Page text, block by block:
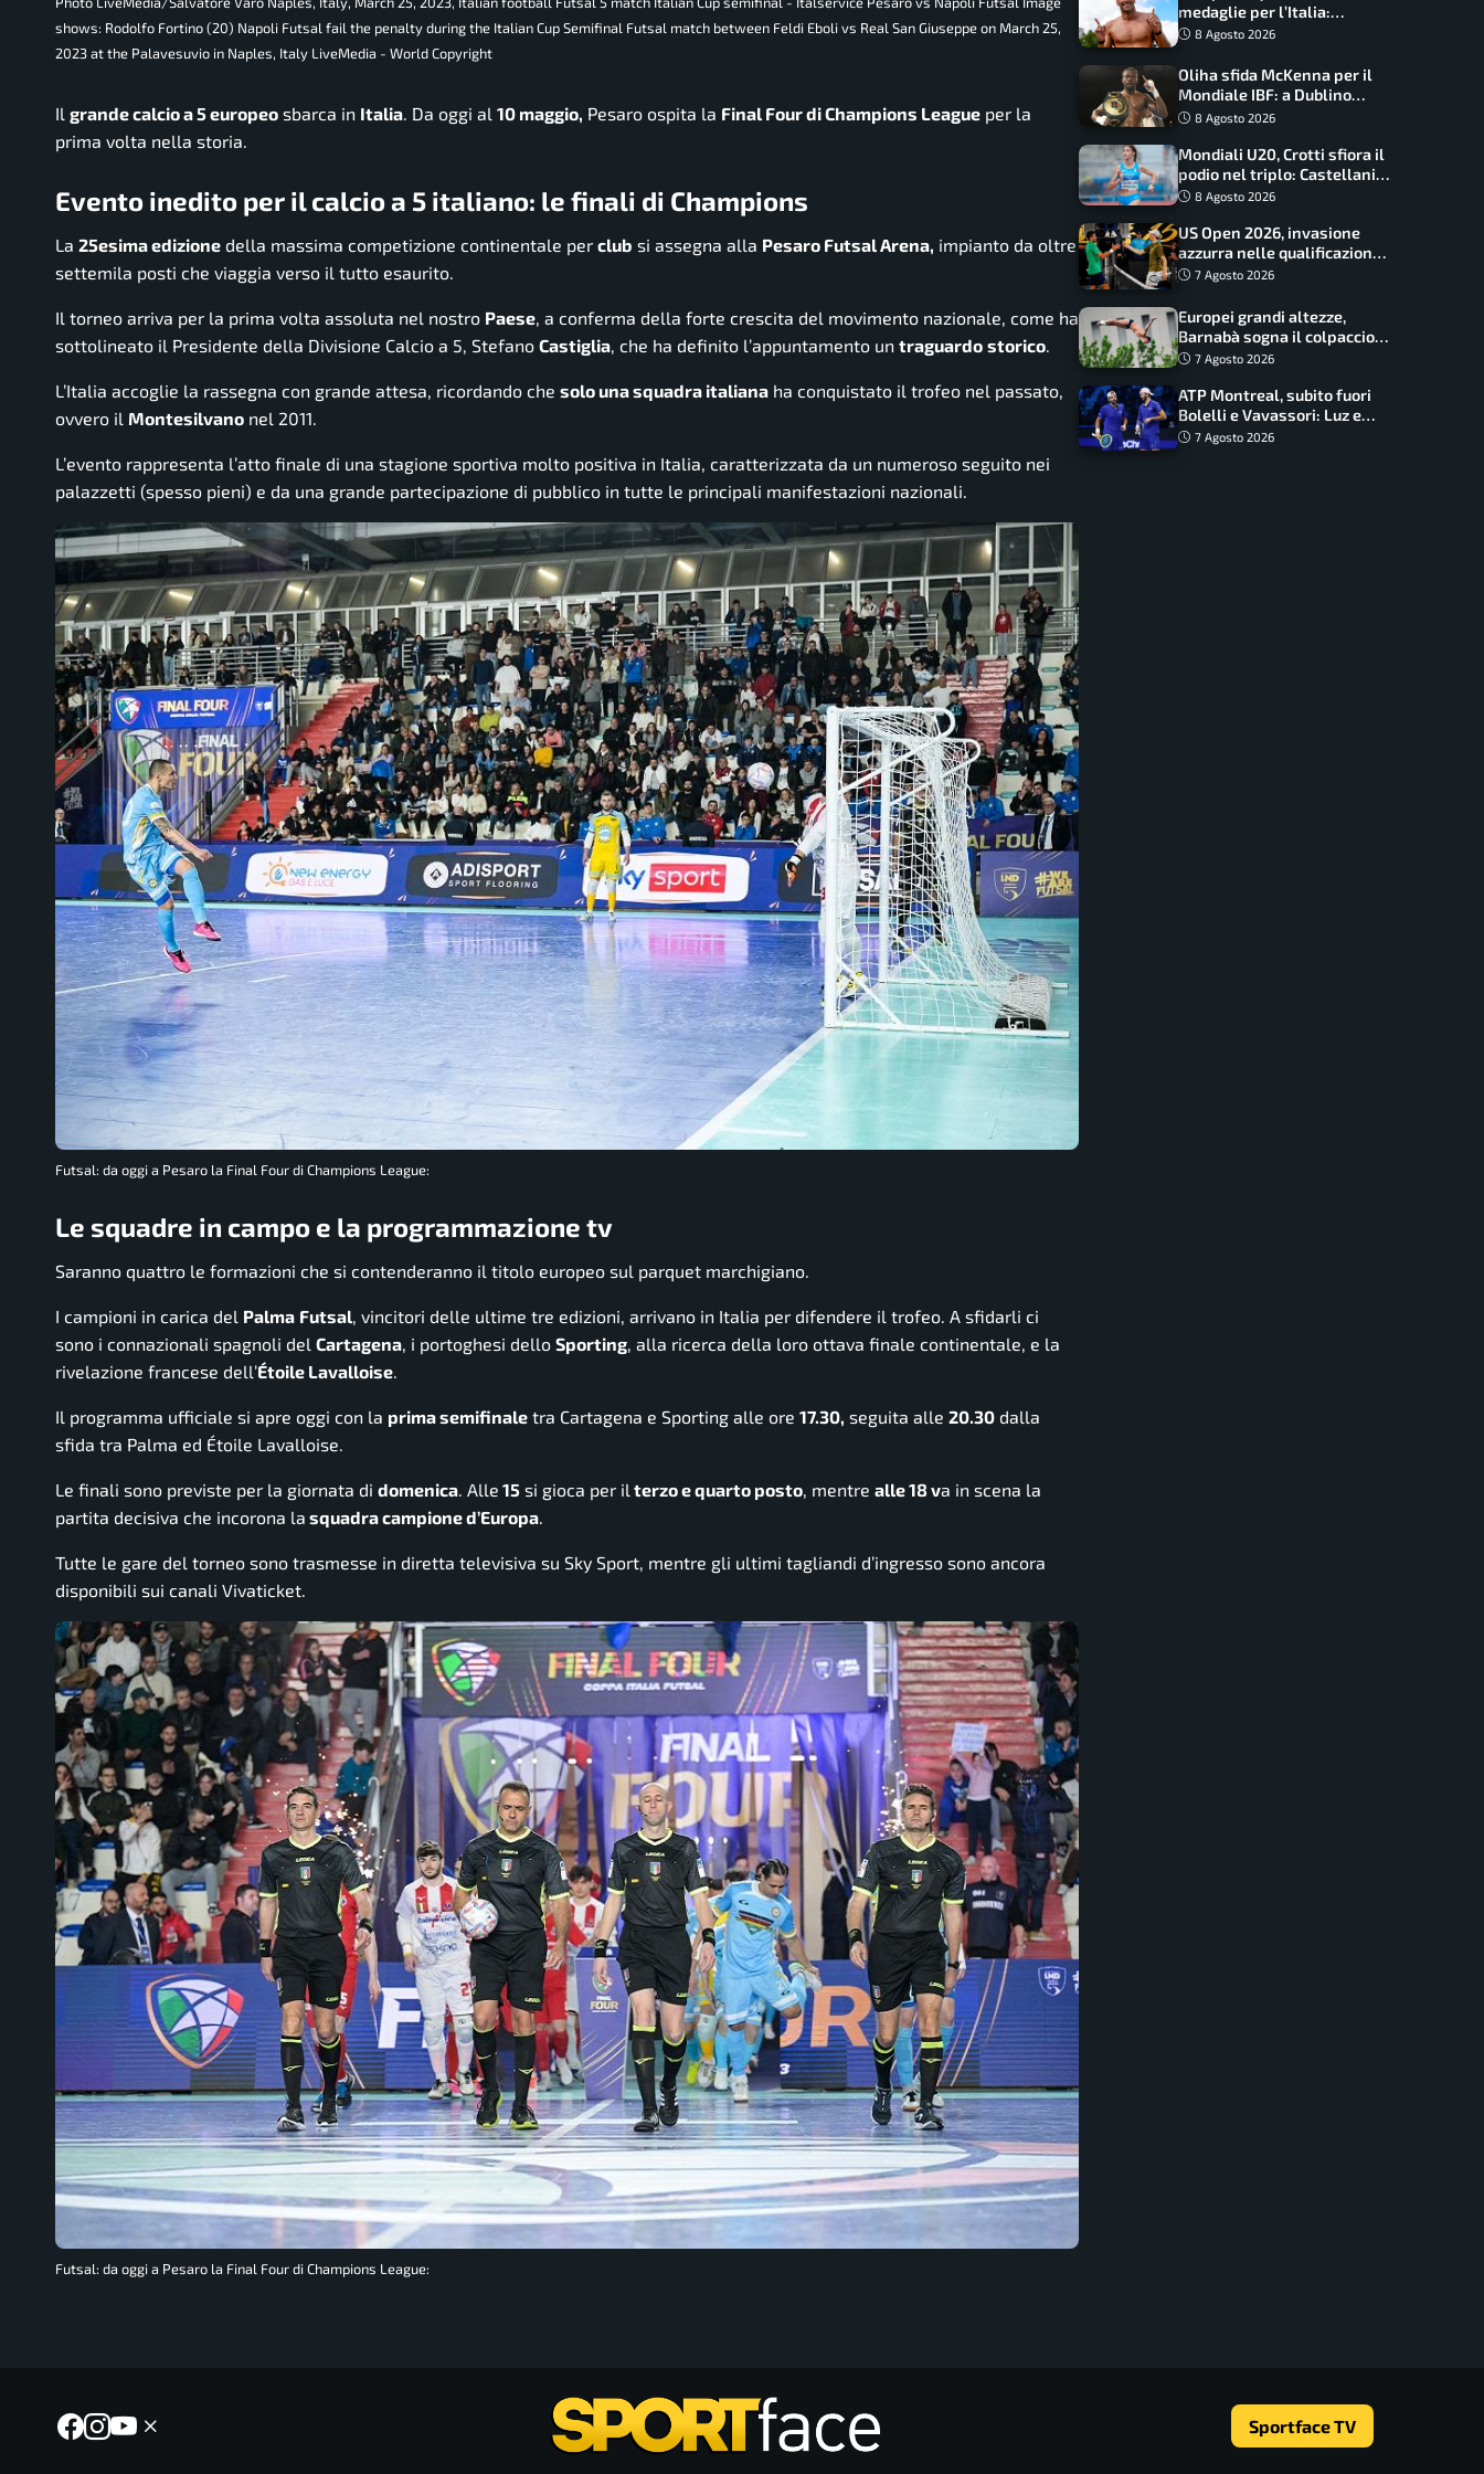
shows: Rodolfo Fortino (20) Napoli Futsal fail the penalty during the Italian Cup Semifinal Futsal match between Feldi Eboli vs Real San Giuseppe on March 25,
2023 at the Palavesuvio in Naples, Italy LiveMedia - World Copyright
Il grande calcio a 5 europeo sbarca in Italia. Da oggi al 10 maggio, Pesaro ospita la Final Four di Champions League per la
prima volta nella storia.
Evento inedito per il calcio a 5 italiano: le finali di Champions
La 25esima edizione della massima competizione continentale per club si assegna alla Pesaro Futsal Arena, impianto da oltre
settemila posti che viaggia verso il tutto esaurito.
Il torneo arriva per la prima volta assoluta nel nostro Paese, a conferma della forte crescita del movimento nazionale, come ha
sottolineato il Presidente della Divisione Calcio a 5, Stefano Castiglia, che ha definito l’appuntamento un traguardo storico.
L’Italia accoglie la rassegna con grande attesa, ricordando che solo una squadra italiana ha conquistato il trofeo nel passato,
ovvero il Montesilvano nel 2011.
L’evento rappresenta l’atto finale di una stagione sportiva molto positiva in Italia, caratterizzata da un numeroso seguito nei
palazzetti (spesso pieni) e da una grande partecipazione di pubblico in tutte le principali manifestazioni nazionali.
Futsal: da oggi a Pesaro la Final Four di Champions League:
Le squadre in campo e la programmazione tv
Saranno quattro le formazioni che si contenderanno il titolo europeo sul parquet marchigiano.
I campioni in carica del Palma Futsal, vincitori delle ultime tre edizioni, arrivano in Italia per difendere il trofeo. A sfidarli ci
sono i connazionali spagnoli del Cartagena, i portoghesi dello Sporting, alla ricerca della loro ottava finale continentale, e la
rivelazione francese dell’Étoile Lavalloise.
Il programma ufficiale si apre oggi con la prima semifinale tra Cartagena e Sporting alle ore 17.30, seguita alle 20.30 dalla
sfida tra Palma ed Étoile Lavalloise.
Le finali sono previste per la giornata di domenica. Alle 15 si gioca per il terzo e quarto posto, mentre alle 18 va in scena la
partita decisiva che incorona la squadra campione d’Europa.
Tutte le gare del torneo sono trasmesse in diretta televisiva su Sky Sport, mentre gli ultimi tagliandi d’ingresso sono ancora
disponibili sui canali Vivaticket.
Futsal: da oggi a Pesaro la Final Four di Champions League:
medaglie per l’Italia:
Paltrinieri guida la staffetta,
grandi altezze
8 Agosto 2026
Oliha sfida McKenna per il
Mondiale IBF: a Dublino
serve l’impresa nella tana
8 Agosto 2026
Mondiali U20, Crotti sfiora il
podio nel triplo: Castellani
da record, Succo in finale
8 Agosto 2026
US Open 2026, invasione
azzurra nelle qualificazioni:
17 italiani a caccia del main
7 Agosto 2026
Europei grandi altezze,
Barnabà sogna il colpaccio:
è leader a metà gara, Baraldi
7 Agosto 2026
ATP Montreal, subito fuori
Bolelli e Vavassori: Luz e
Matos fermano gli azzurri
7 Agosto 2026
Sportface TV